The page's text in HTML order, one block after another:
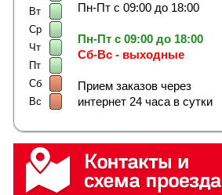
Вт
Ср
Чт
Пт
Сб
Вс
Пн-Пт с 09:00 до 18:00
Пн-Пт с 09:00 до 18:00
Сб-Вс - выходные
Прием заказов через
интернет 24 часа в сутки